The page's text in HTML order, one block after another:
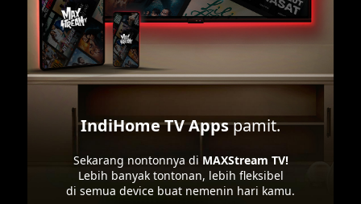
IndiHome TV Appspamit.
Sekarang nontonnya di MAXStream TV!
Lebih banyak tontonan, lebih fleksibel
di semua device buat nemenin hari kamu.